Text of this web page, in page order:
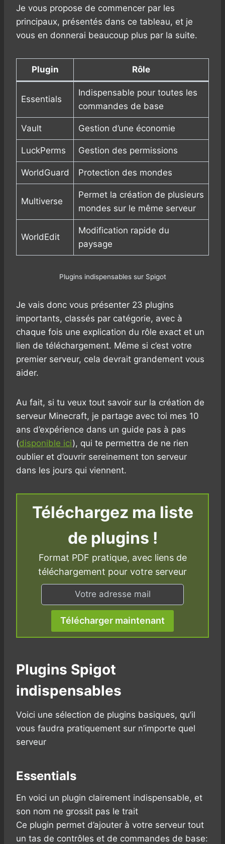
Je vous propose de commencer par les
principaux, présentés dans ce tableau, et je
vous en donnerai beaucoup plus par la suite.
Plugin Rôle
Essentials
Indispensable pour toutes les
commandes de base
Vault Gestion d’une économie
LuckPerms Gestion des permissions
WorldGuard Protection des mondes
Multiverse
Permet la création de plusieurs
mondes sur le même serveur
WorldEdit
Modification rapide du
paysage
Plugins indispensables sur Spigot
Je vais donc vous présenter 23 plugins
importants, classés par catégorie, avec à
chaque fois une explication du rôle exact et un
lien de téléchargement. Même si c’est votre
premier serveur, cela devrait grandement vous
aider.
Au fait, si tu veux tout savoir sur la création de
serveur Minecraft, je partage avec toi mes 10
ans d’expérience dans un guide pas à pas
(disponible ici), qui te permettra de ne rien
oublier et d’ouvrir sereinement ton serveur
dans les jours qui viennent.
Téléchargez ma liste
de plugins !
Format PDF pratique, avec liens de
téléchargement pour votre serveur
Télécharger maintenant
Plugins Spigot
indispensables
Voici une sélection de plugins basiques, qu’il
vous faudra pratiquement sur n’importe quel
serveur
Essentials
En voici un plugin clairement indispensable, et
son nom ne grossit pas le trait
Ce plugin permet d’ajouter à votre serveur tout
un tas de contrôles et de commandes de base: